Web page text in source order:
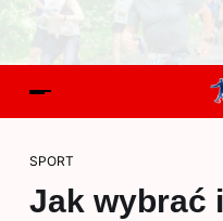
SPORT
Jak wybrać